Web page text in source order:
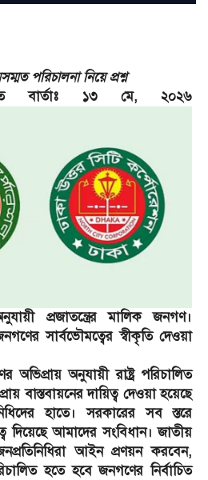
পরিচালনা নিয়ে প্রশ্ন
বার্তাঃ ১৩ মে, ২০২৬
প্রজাতন্ত্রের মালিক জনগণ।
সার্বভৌমত্বের স্বীকৃতি দেওয়া
অভিপ্রায় অনুযায়ী রাষ্ট্র পরিচালিত
বাস্তবায়নের দায়িত্ব দেওয়া হয়েছে
হাতে। সরকারের সব স্তরে
দিয়েছে আমাদের সংবিধান। জাতীয়
আইন প্রণয়ন করবেন,
হতে হবে জনগণের নির্বাচিত